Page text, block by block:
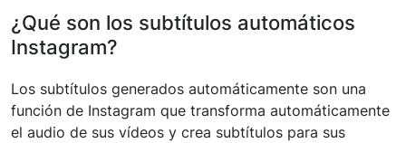
¿Qué son los subtítulos automáticos
Instagram?
Los subtítulos generados automáticamente son una
función de Instagram que transforma automáticamente
el audio de sus vídeos y crea subtítulos para sus